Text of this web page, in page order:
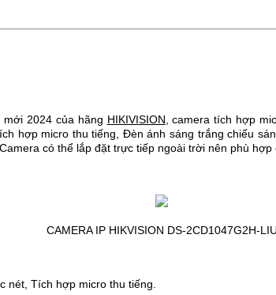
mới 2024 của hãng HIKIVISION , camera tích hợp
hợp micro thu tiếng, Đèn ánh sáng trắng chiếu
Camera có thể lắp đặt trực tiếp ngoài trời nên phù
CAMERA IP HIKVISION DS-2CD1047G2H-LIU
nét, Tích hợp micro thu tiếng.